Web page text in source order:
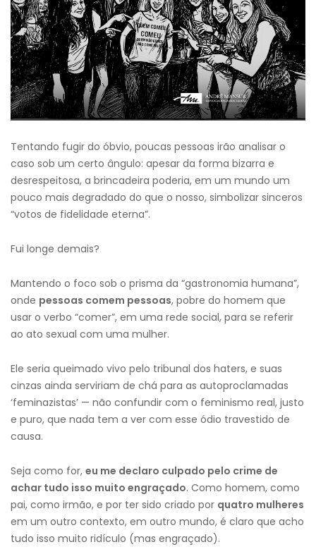
Tentando fugir do óbvio, poucas pessoas irão analisar o
caso sob um certo ângulo: apesar da forma bizarra e
desrespeitosa, a brincadeira poderia, em um mundo um
pouco mais degradado do que o nosso, simbolizar sinceros
“votos de fidelidade eterna”.
Fui longe demais?
Mantendo o foco sob o prisma da “gastronomia humana”,
onde pessoas comem pessoas, pobre do homem que
usar o verbo “comer”, em uma rede social, para se referir
ao ato sexual com uma mulher.
Ele seria queimado vivo pelo tribunal dos haters, e suas
cinzas ainda serviriam de chá para as autoproclamadas
‘feminazistas’ — não confundir com o feminismo real, justo
e puro, que nada tem a ver com esse ódio travestido de
causa.
Seja como for, eu me declaro culpado pelo crime de
achar tudo isso muito engraçado. Como homem, como
pai, como irmão, e por ter sido criado por quatro mulheres
em um outro contexto, em outro mundo, é claro que acho
tudo isso muito ridículo (mas engraçado).